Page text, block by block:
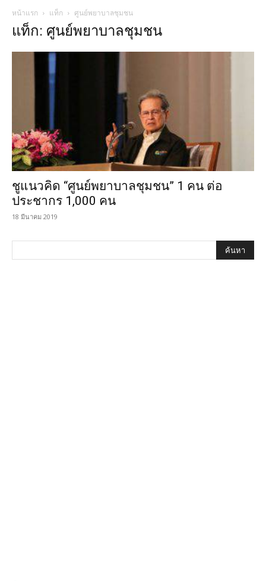
หน้าแรก แท็ก ศูนย์พยาบาลชุมชน
แท็ก: ศูนย์พยาบาลชุมชน
ชูแนวคิด “ศูนย์พยาบาลชุมชน” 1 คน ต่อ
ประชากร 1,000 คน
18 มีนาคม 2019